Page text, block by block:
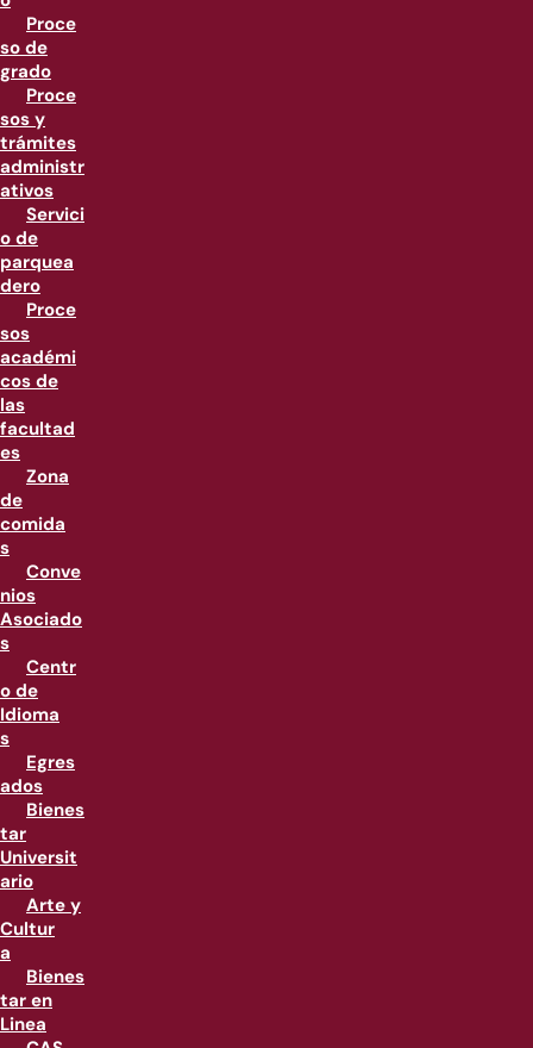
Proce
so de
grado
Proce
sos y
trámites
administr
ativos
Servici
o de
parquea
dero
Proce
sos
académi
cos de
las
facultad
es
Zona
de
comida
s
Conve
nios
Asociado
s
Centr
o de
Idioma
s
Egres
ados
Bienes
tar
Universit
ario
Arte y
Cultur
a
Bienes
tar en
Linea